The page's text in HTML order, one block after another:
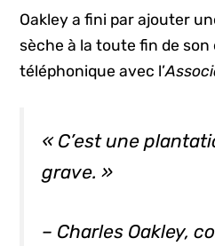
Oakley a fini par ajouter
sèche à la toute fin de
téléphonique avec l’
« C’est une
grave. »
– Charles Oakley,